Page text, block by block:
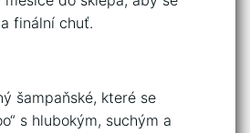
finální chuť.
šampaňské, které se
s hlubokým, suchým a